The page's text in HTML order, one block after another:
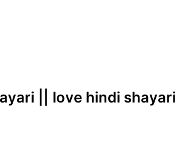
|| love hindi shayari